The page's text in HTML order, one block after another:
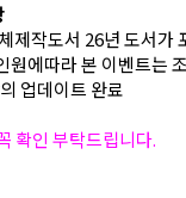
제작도서 26년 도서가
원에따라 본 이벤트는
업데이트 완료
확인 부탁드립니다.